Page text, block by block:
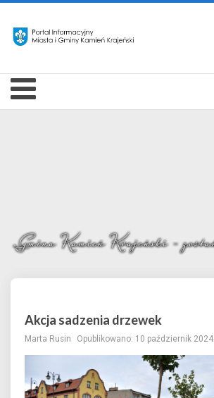
Akcja sadzenia drzewek
Marta Rusin Opublikowano: 10 październik 2024